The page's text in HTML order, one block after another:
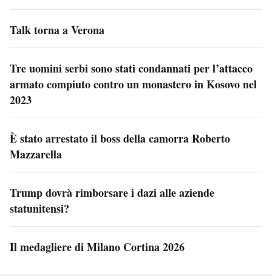
Talk torna a Verona
Tre uomini serbi sono stati condannati per l’attacco
armato compiuto contro un monastero in Kosovo nel
2023
È stato arrestato il boss della camorra Roberto
Mazzarella
Trump dovrà rimborsare i dazi alle aziende
statunitensi?
Il medagliere di Milano Cortina 2026